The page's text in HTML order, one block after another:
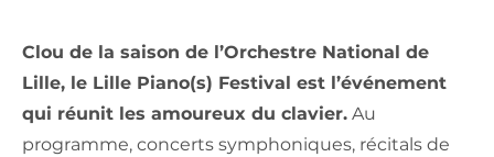
Clou de la saison de l’Orchestre National de
Lille, le Lille Piano(s) Festival est l’événement
qui réunit les amoureux du clavier. Au
programme, concerts symphoniques, récitals de